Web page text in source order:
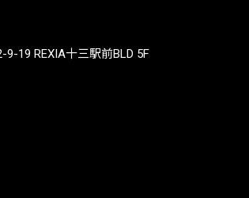
19 REXIA十三駅前BLD 5F